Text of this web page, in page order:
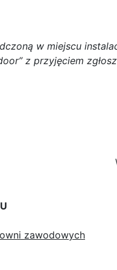
w miejscu
z przyjęciem
zawodowych